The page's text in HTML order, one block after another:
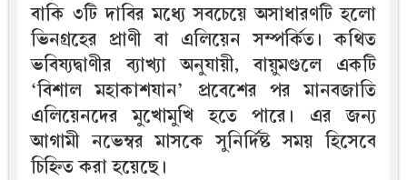
বাকি ৩টি দাবির মধ্যে সবচেয়ে অসাধারণটি হলো
ভিনগ্রহের প্রাণী বা এলিয়েন সম্পর্কিত। কথিত
ভবিষ্যদ্বাণীর ব্যাখ্যা অনুযায়ী, বায়ুমণ্ডলে একটি
‘বিশাল মহাকাশযান’ প্রবেশের পর মানবজাতি
এলিয়েনদের মুখোমুখি হতে পারে। এর জন্য
আগামী নভেম্বর মাসকে সুনির্দিষ্ট সময় হিসেবে
চিহ্নিত করা হয়েছে।